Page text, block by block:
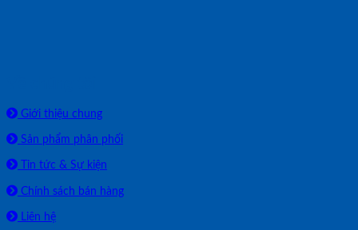
Giới thiệu chung
Sản phẩm phân phối
Tin tức & Sự kiện
Chính sách bán hàng
Liên hệ